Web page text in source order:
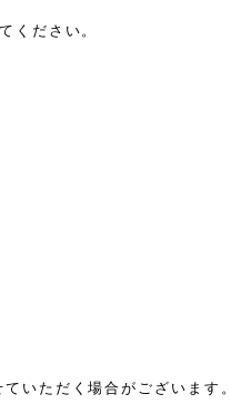
ください。
いただく場合がございます。